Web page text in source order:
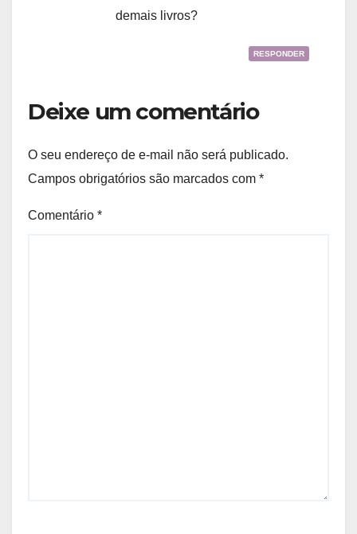
demais livros?
RESPONDER
Deixe um comentário
O seu endereço de e-mail não será publicado.
Campos obrigatórios são marcados com *
Comentário *